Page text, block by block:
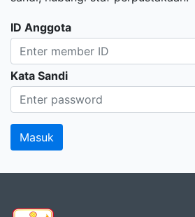
ID Anggota
Kata Sandi